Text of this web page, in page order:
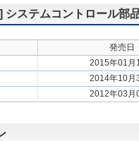
システムコントロール部
発売日
2015年01月
2014年10月
2012年03月